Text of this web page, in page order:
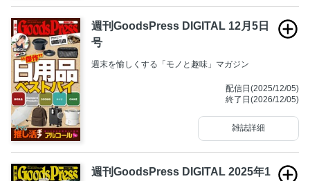
週刊GoodsPress DIGITAL 12月5日
号
週末を愉しくする「モノと趣味」マガジン
配信日(2025/12/05)
終了日(2026/12/05)
雑誌詳細
週刊GoodsPress DIGITAL 2025年1